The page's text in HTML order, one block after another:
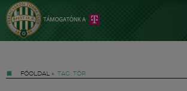
FŐOLDAL » TAG: TŐR